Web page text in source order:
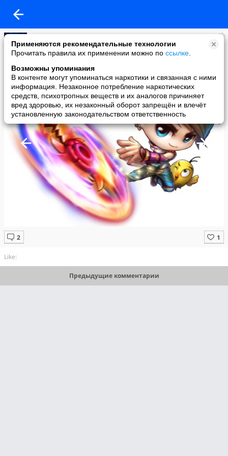
Применяются рекомендательные технологии
Прочитать правила их применении можно по ссылке
Возможны упоминания
В контенте могут упоминаться наркотики и связанная с ними
информация. Незаконное потребление наркотических
средств, психотропных веществ и их аналогов причиняет
вред здоровью, их незаконный оборот запрещён и влечёт
установленную законодательством ответственность
Бумз!
added a photo
27 Jun в 04:31
Like:
Предыдущие комментарии